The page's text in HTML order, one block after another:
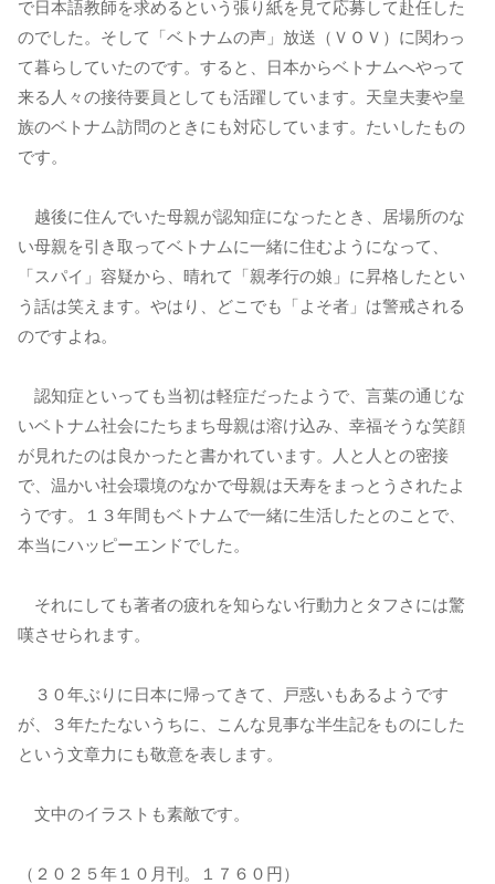
で日本語教師を求めるという張り紙を見て応募して赴任した
のでした。そして「ベトナムの声」放送（ＶＯＶ）に関わっ
て暮らしていたのです。すると、日本からベトナムへやって
来る人々の接待要員としても活躍しています。天皇夫妻や皇
族のベトナム訪問のときにも対応しています。たいしたもの
です。
越後に住んでいた母親が認知症になったとき、居場所のな
い母親を引き取ってベトナムに一緒に住むようになって、
「スパイ」容疑から、晴れて「親孝行の娘」に昇格したとい
う話は笑えます。やはり、どこでも「よそ者」は警戒される
のですよね。
認知症といっても当初は軽症だったようで、言葉の通じな
いベトナム社会にたちまち母親は溶け込み、幸福そうな笑顔
が見れたのは良かったと書かれています。人と人との密接
で、温かい社会環境のなかで母親は天寿をまっとうされたよ
うです。１３年間もベトナムで一緒に生活したとのことで、
本当にハッピーエンドでした。
それにしても著者の疲れを知らない行動力とタフさには驚
嘆させられます。
３０年ぶりに日本に帰ってきて、戸惑いもあるようです
が、３年たたないうちに、こんな見事な半生記をものにした
という文章力にも敬意を表します。
文中のイラストも素敵です。
（２０２５年１０月刊。１７６０円）